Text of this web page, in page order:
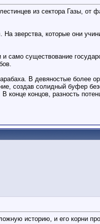
из сектора Газы,
зверства, которые они
само существование
В девяностые более
создав солидный буфер
концов, разность
историю, и его корни